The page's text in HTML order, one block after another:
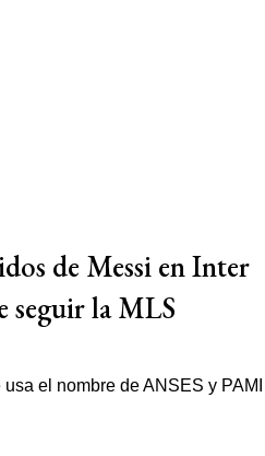
de Messi en Inter
seguir la MLS